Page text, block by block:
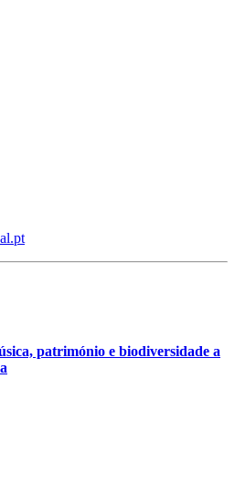
património e biodiversidade a